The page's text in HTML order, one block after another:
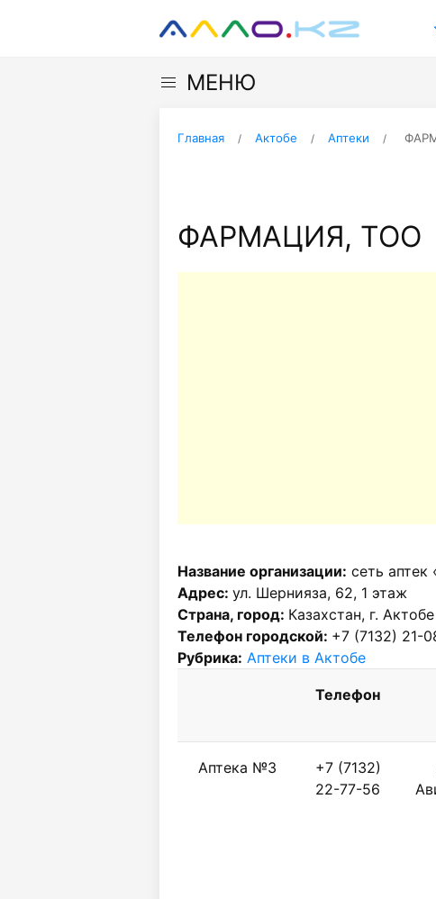
МЕНЮ
Главная Актобе Аптеки
ФАРМАЦИЯ, ТОО
Название организации: сеть
Адрес: ул. Шернияза, 62, 1 этаж
Страна, город: Казахстан, г. Актобе
Телефон городской: +7 (7132) 21-
Рубрика: Аптеки в Актобе
Телефон
Аптека №3
+7 (7132)
22-77-56